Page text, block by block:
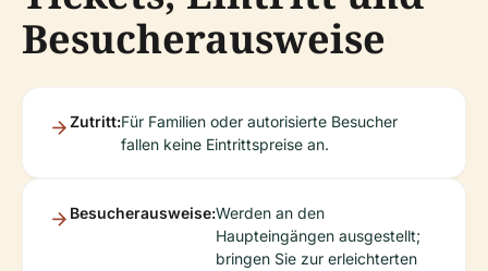
Besucherausweise
Zutritt:Für Familien oder autorisierte Besucher
fallen keine Eintrittspreise an.
Besucherausweise:Werden an den
Haupteingängen ausgestellt;
bringen Sie zur erleichterten